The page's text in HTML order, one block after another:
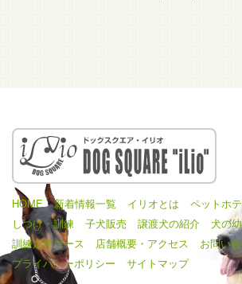
HOME 新着情報一覧 イリオとは ペットホ
しつけ・訓練
子犬販売 譲渡犬の紹介
犬の
訓練定期コース
店舗概要・アクセス
お問い
プライバシーポリシー
サイトマップ